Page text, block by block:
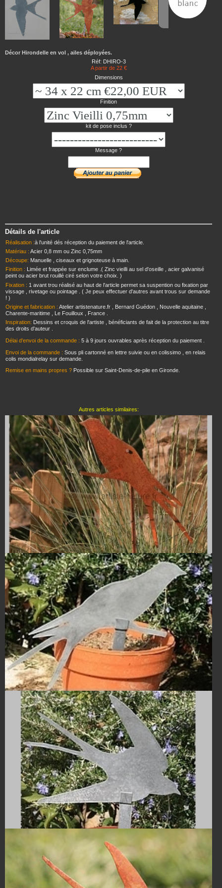
Décor Hirondelle en vol , ailes déployées.
Réf: DHIRO-3
A partir de 22 €
Dimensions
Finition
kit de pose inclus ?
Message ?
Détails de l'article
Réalisation :à l'unité dés réception du paiement de l'article.
Matériau : Acier 0,8 mm ou Zinc 0,75mm
Découpe: Manuelle , ciseaux et grignoteuse à main.
Finition : Limée et frappée sur enclume .( Zinc vieilli au sel d'oseille , acier galvanisé
peint ou acier brut rouillé ciré selon votre choix. )
Fixation : 1 avant trou réalisé au haut de l'article permet sa suspention ou fixation par
vissage , rivetage ou pointage . ( Je peux effectuer d'autres avant trous sur demande
! )
Origine et fabrication : Atelier artistenature.fr , Bernard Guédon , Nouvelle aquitaine ,
Charente-maritime , Le Fouilloux , France .
Inspiration: Dessins et croquis de l'artiste , bénéficiants de fait de la protection au titre
des droits d'auteur .
Délai d'envoi de la commande : 5 à 9 jours ouvrables après réception du paiement .
Envoi de la commande : Sous pli cartonné en lettre suivie ou en colissimo , en relais
colis mondialrelay sur demande.
Remise en mains propres ? Possible sur Saint-Denis-de-pile en Gironde.
Autres articles similaires: